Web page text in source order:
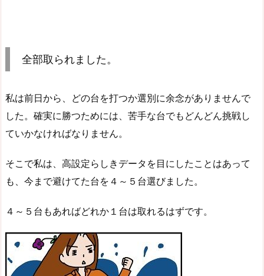
全部取られました。
私は前日から、どの台を打つか選別に余念がありませんで
した。確実に勝つためには、苦手な台でもどんどん挑戦し
ていかなければなりません。
そこで私は、高設定らしきデータを目にしたことはあって
も、今まで避けてた台を４～５台選びました。
４～５台もあればどれか１台は取れるはずです。